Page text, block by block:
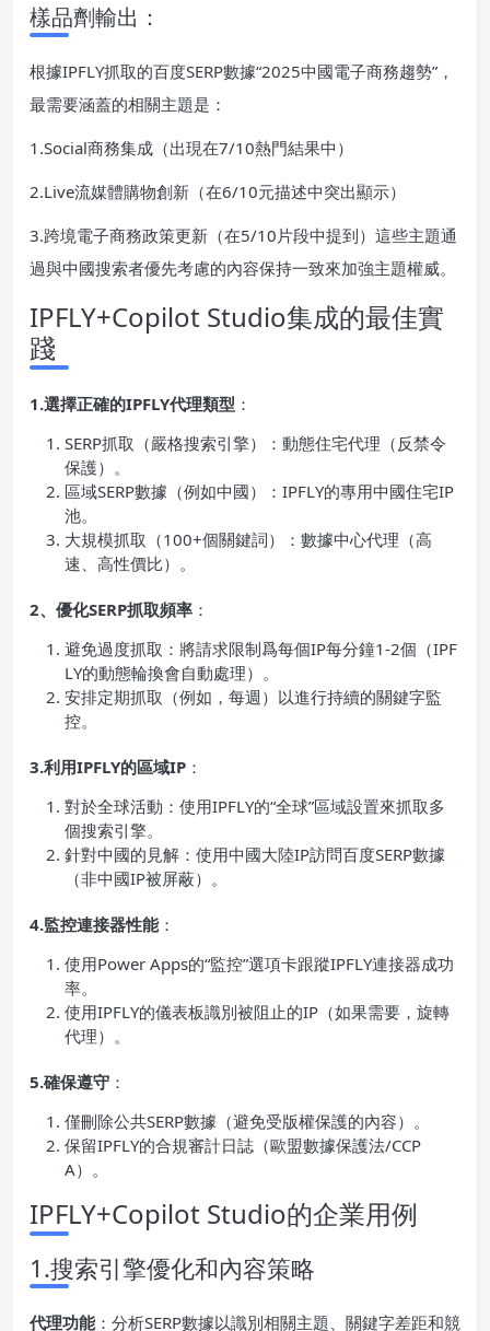
樣品劑輸出：
根據IPFLY抓取的百度SERP數據“2025中國電子商務趨勢”，
最需要涵蓋的相關主題是：
1.Social商務集成（出現在7/10熱門結果中）
2.Live流媒體購物創新（在6/10元描述中突出顯示）
3.跨境電子商務政策更新（在5/10片段中提到）這些主題通
過與中國搜索者優先考慮的內容保持一致來加強主題權威。
IPFLY+Copilot Studio集成的最佳實
踐
1.選擇正確的IPFLY代理類型 ：
SERP抓取（嚴格搜索引擎）：動態住宅代理（反禁令
保護）。
區域SERP數據（例如中國）：IPFLY的專用中國住宅IP
池。
大規模抓取（100+個關鍵詞）：數據中心代理（高
速、高性價比）。
2、優化SERP抓取頻率 ：
避免過度抓取：將請求限制爲每個IP每分鐘1-2個（IPF
LY的動態輪換會自動處理）。
安排定期抓取（例如，每週）以進行持續的關鍵字監
控。
3.利用IPFLY的區域IP ：
對於全球活動：使用IPFLY的“全球”區域設置來抓取多
個搜索引擎。
針對中國的見解：使用中國大陸IP訪問百度SERP數據
（非中國IP被屏蔽）。
4.監控連接器性能：
使用Power Apps的“監控”選項卡跟蹤IPFLY連接器成功
率。
使用IPFLY的儀表板識別被阻止的IP（如果需要，旋轉
代理）。
5.確保遵守 ：
僅刪除公共SERP數據（避免受版權保護的內容）。
保留IPFLY的合規審計日誌（歐盟數據保護法/CCP
A）。
IPFLY+Copilot Studio的企業用例
1.搜索引擎優化和內容策略
代理功能：分析SERP數據以識別相關主題、關鍵字差距和競